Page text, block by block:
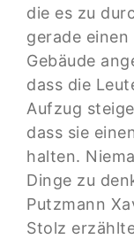
die es zu
gerade
Gebäude
dass die
Aufzug
dass sie
halten.
Dinge zu
Putzmann
Stolz